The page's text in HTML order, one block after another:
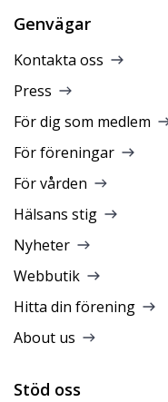
Genvägar
Kontakta oss
Press
För dig som medlem
För föreningar
För vården
Hälsans stig
Nyheter
Webbutik
Hitta din förening
About us
Stöd oss